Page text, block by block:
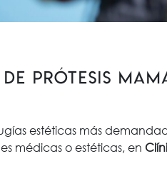
de Prótesis
estéticas más
médicas o estéticas, en